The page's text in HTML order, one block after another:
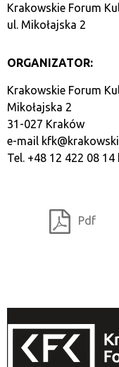
Krakowskie Forum
ul. Mikołajska 2
ORGANIZATOR:
Krakowskie Forum
Mikołajska 2
31-027 Kraków
e-mail
Tel. +48 12 422 08 14
Pdf